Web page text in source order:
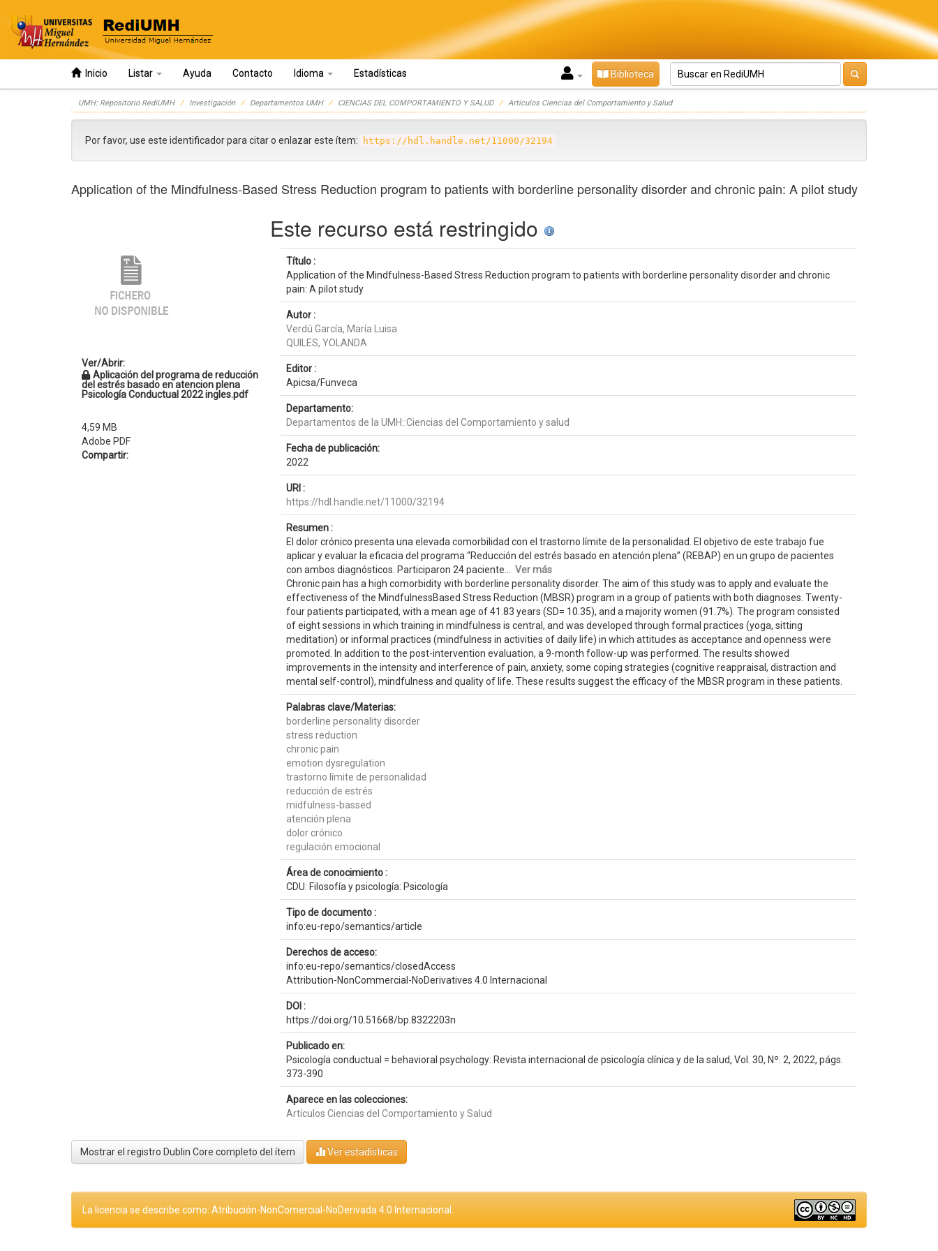
Inicio Listar Ayuda Contacto Idioma Estadísticas Biblioteca
UMH: Repositorio RediUMH Investigación Departamentos UMH CIENCIAS DEL COMPORTAMIENTO Y SALUD Artículos Ciencias del Comportamiento y Salud
Por favor, use este identificador para citar o enlazar este ítem: https://hdl.handle.net/11000/32194
Application of the Mindfulness-Based Stress Reduction program to patients with borderline personality disorder and chronic pain: A pilot study
Ver/Abrir:
Aplicación del programa de reducción
del estrés basado en atencion plena
Psicología Conductual 2022 ingles.pdf
4,59 MB
Adobe PDF
Compartir:
Este recurso está restringido
Título :
Application of the Mindfulness-Based Stress Reduction program to patients with borderline personality disorder and chronic
pain: A pilot study
Autor :
Verdú García, María Luisa
QUILES, YOLANDA
Editor :
Apicsa/Funveca
Departamento:
Departamentos de la UMH::Ciencias del Comportamiento y salud
Fecha de publicación:
2022
URI :
https://hdl.handle.net/11000/32194
Resumen :
El dolor crónico presenta una elevada comorbilidad con el trastorno límite de la personalidad. El objetivo de este trabajo fue
aplicar y evaluar la eficacia del programa “Reducción del estrés basado en atención plena” (REBAP) en un grupo de pacientes
con ambos diagnósticos. Participaron 24 paciente... Ver más
Chronic pain has a high comorbidity with borderline personality disorder. The aim of this study was to apply and evaluate the
effectiveness of the MindfulnessBased Stress Reduction (MBSR) program in a group of patients with both diagnoses. Twenty-
four patients participated, with a mean age of 41.83 years (SD= 10.35), and a majority women (91.7%). The program consisted
of eight sessions in which training in mindfulness is central, and was developed through formal practices (yoga, sitting
meditation) or informal practices (mindfulness in activities of daily life) in which attitudes as acceptance and openness were
promoted. In addition to the post-intervention evaluation, a 9-month follow-up was performed. The results showed
improvements in the intensity and interference of pain, anxiety, some coping strategies (cognitive reappraisal, distraction and
mental self-control), mindfulness and quality of life. These results suggest the efficacy of the MBSR program in these patients.
Palabras clave/Materias:
borderline personality disorder
stress reduction
chronic pain
emotion dysregulation
trastorno límite de personalidad
reducción de estrés
midfulness-bassed
atención plena
dolor crónico
regulación emocional
Área de conocimiento :
CDU: Filosofía y psicología: Psicología
Tipo de documento :
info:eu-repo/semantics/article
Derechos de acceso:
info:eu-repo/semantics/closedAccess
Attribution-NonCommercial-NoDerivatives 4.0 Internacional
DOI :
https://doi.org/10.51668/bp.8322203n
Publicado en:
Psicología conductual = behavioral psychology: Revista internacional de psicología clínica y de la salud, Vol. 30, Nº. 2, 2022, págs.
373-390
Aparece en las colecciones:
Artículos Ciencias del Comportamiento y Salud
Mostrar el registro Dublin Core completo del ítem Ver estadísticas
La licencia se describe como: Atribución-NonComercial-NoDerivada 4.0 Internacional.